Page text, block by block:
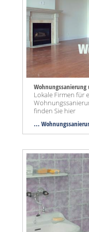
Lokale Firmen für
finden Sie hier
...